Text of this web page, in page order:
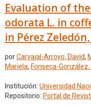
Evaluation of
odorata L. in
in Pérez
porCarvajal-Arroyo, David,
Mariela, Fonseca-González,
Institución: Universidad
Repositorio: Portal de